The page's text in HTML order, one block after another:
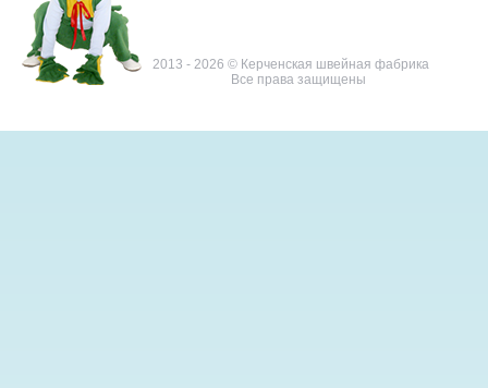
2013 - 2026 © Керченская швейная фабрика
Все права защищены